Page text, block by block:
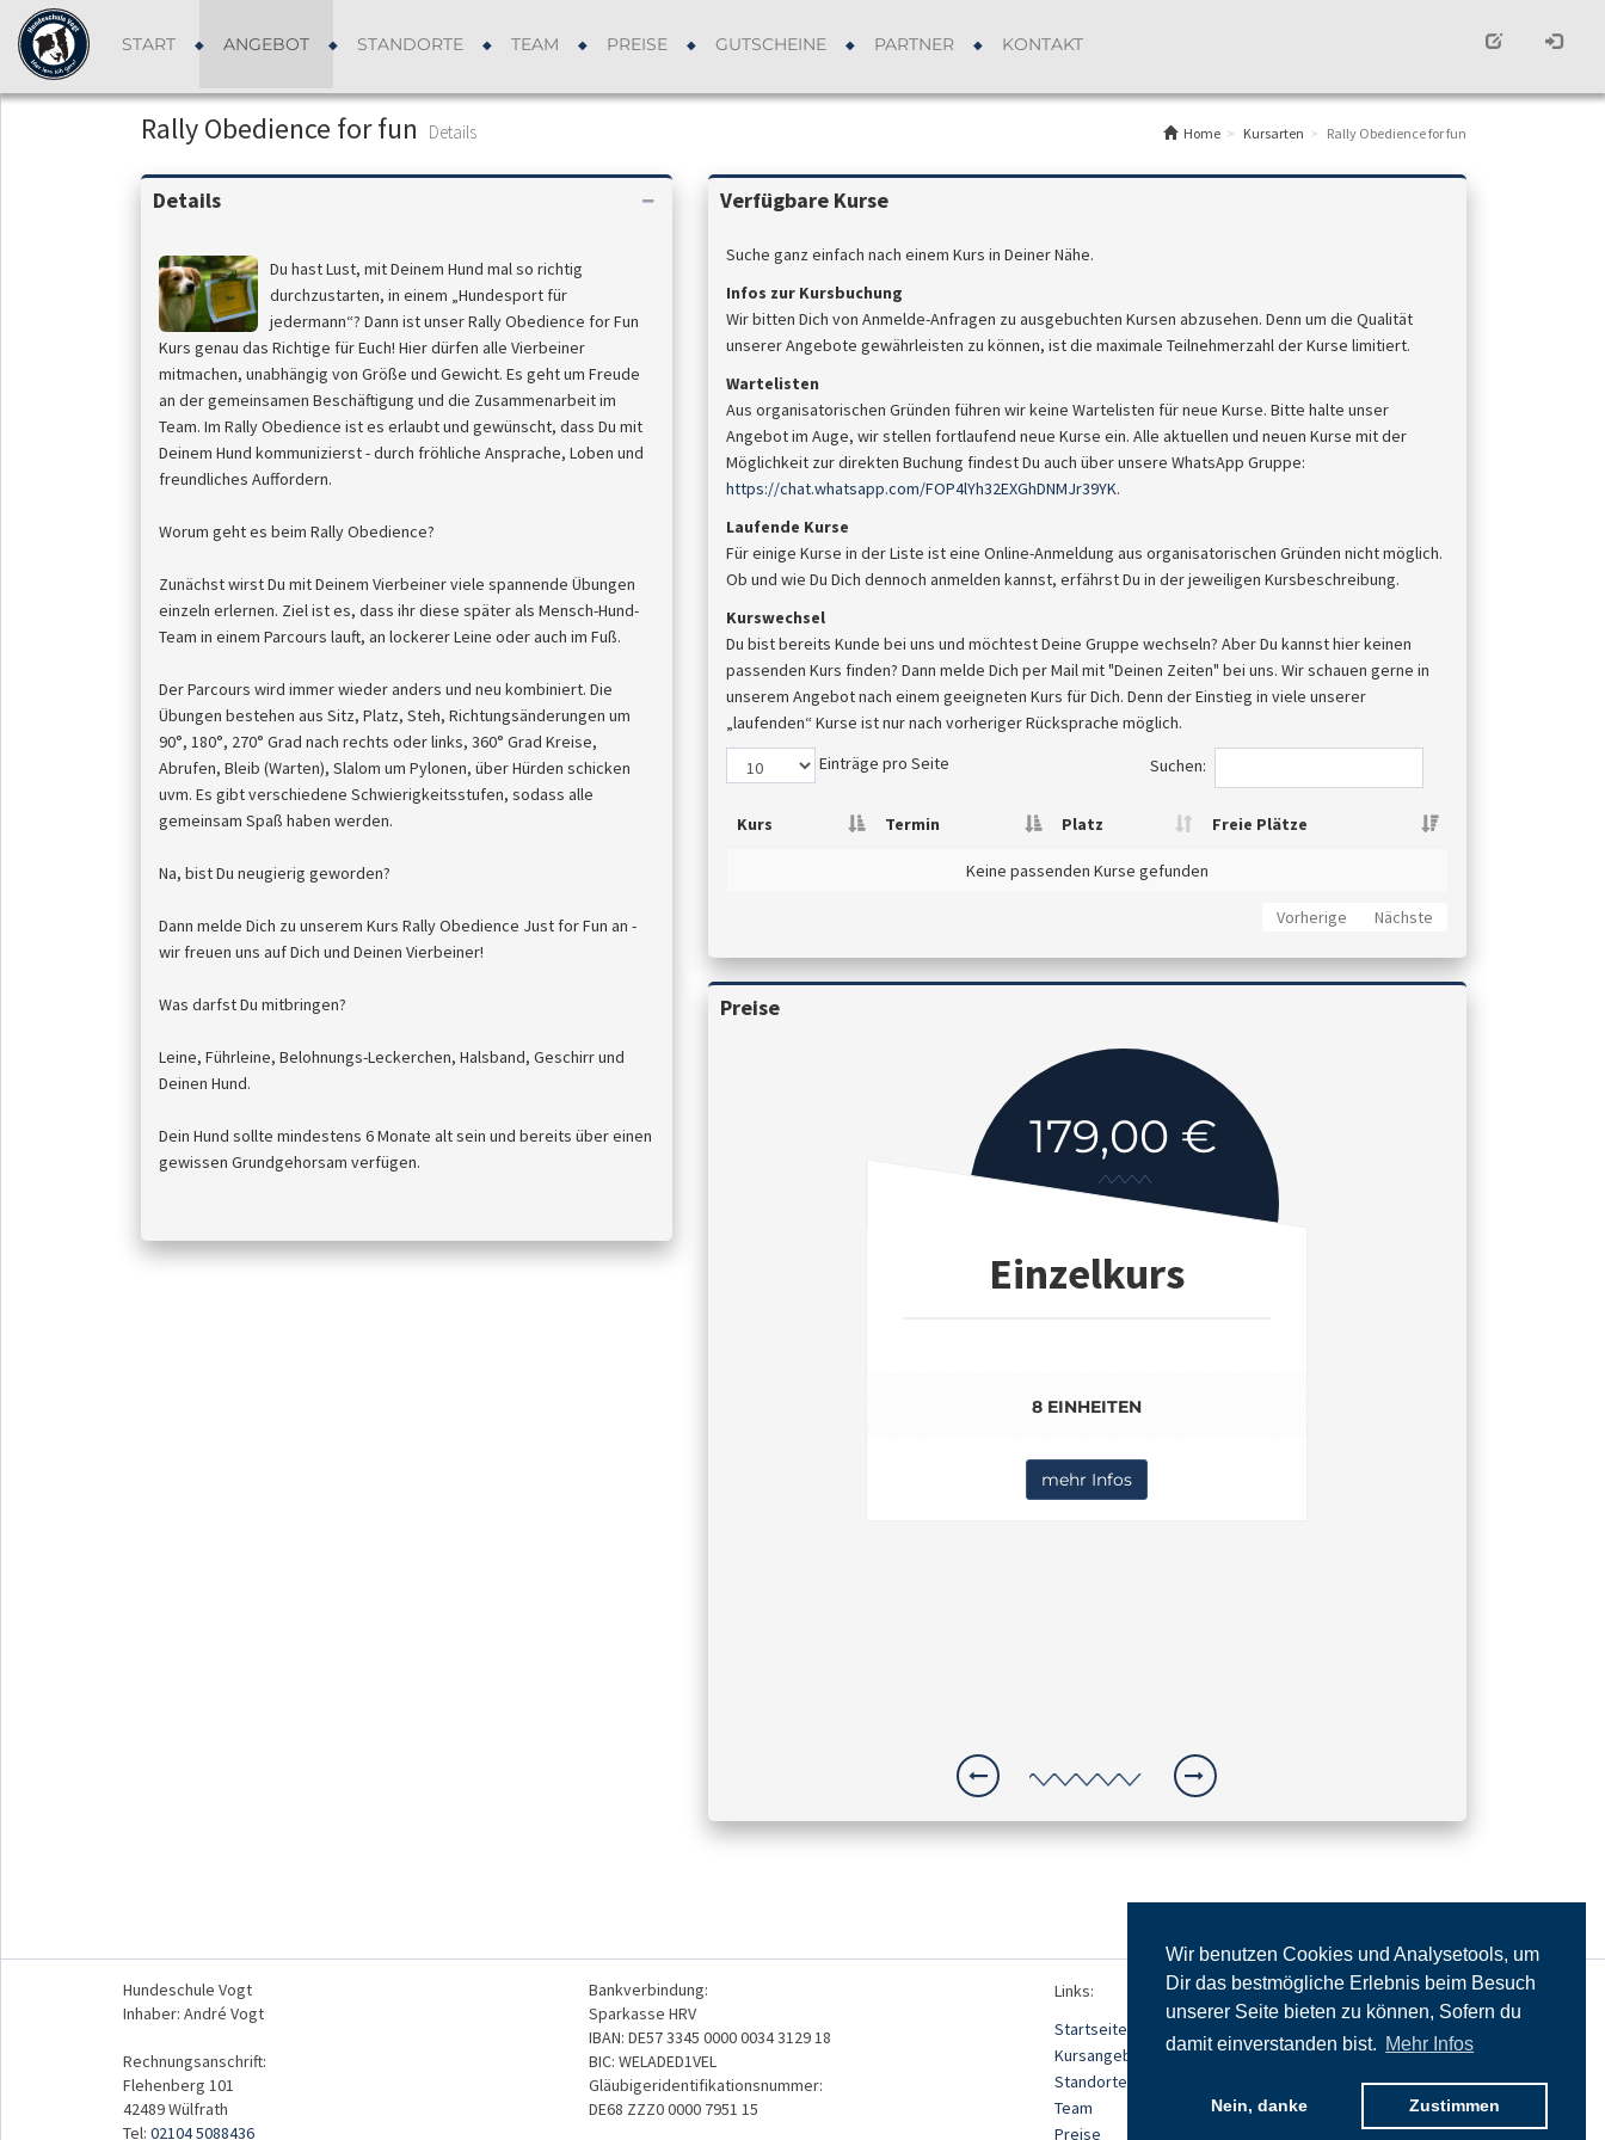
Wir benutzen Cookies und Analysetools, um
Dir das bestmögliche Erlebnis beim Besuch
unserer Seite bieten zu können, Sofern du
damit einverstanden bist. Mehr Infos
Nein, danke Zustimmen
START ANGEBOT STANDORTE TEAM PREISE GUTSCHEINE PARTNER KONTAKT
Rally Obedience for fun Details Home Kursarten Rally Obedience for fun
Details
Du hast Lust, mit Deinem Hund mal so richtig
durchzustarten, in einem „Hundesport für
jedermann“? Dann ist unser Rally Obedience for Fun
Kurs genau das Richtige für Euch! Hier dürfen alle Vierbeiner
mitmachen, unabhängig von Größe und Gewicht. Es geht um Freude
an der gemeinsamen Beschäftigung und die Zusammenarbeit im
Team. Im Rally Obedience ist es erlaubt und gewünscht, dass Du mit
Deinem Hund kommunizierst - durch fröhliche Ansprache, Loben und
freundliches Auffordern.
Worum geht es beim Rally Obedience?
Zunächst wirst Du mit Deinem Vierbeiner viele spannende Übungen
einzeln erlernen. Ziel ist es, dass ihr diese später als Mensch-Hund-
Team in einem Parcours lauft, an lockerer Leine oder auch im Fuß.
Der Parcours wird immer wieder anders und neu kombiniert. Die
Übungen bestehen aus Sitz, Platz, Steh, Richtungsänderungen um
90°, 180°, 270° Grad nach rechts oder links, 360° Grad Kreise,
Abrufen, Bleib (Warten), Slalom um Pylonen, über Hürden schicken
uvm. Es gibt verschiedene Schwierigkeitsstufen, sodass alle
gemeinsam Spaß haben werden.
Na, bist Du neugierig geworden?
Dann melde Dich zu unserem Kurs Rally Obedience Just for Fun an -
wir freuen uns auf Dich und Deinen Vierbeiner!
Was darfst Du mitbringen?
Leine, Führleine, Belohnungs-Leckerchen, Halsband, Geschirr und
Deinen Hund.
Dein Hund sollte mindestens 6 Monate alt sein und bereits über einen
gewissen Grundgehorsam verfügen.
Verfügbare Kurse
Suche ganz einfach nach einem Kurs in Deiner Nähe.
Infos zur Kursbuchung
Wir bitten Dich von Anmelde-Anfragen zu ausgebuchten Kursen abzusehen. Denn um die Qualität
unserer Angebote gewährleisten zu können, ist die maximale Teilnehmerzahl der Kurse limitiert.
Wartelisten
Aus organisatorischen Gründen führen wir keine Wartelisten für neue Kurse. Bitte halte unser
Angebot im Auge, wir stellen fortlaufend neue Kurse ein. Alle aktuellen und neuen Kurse mit der
Möglichkeit zur direkten Buchung findest Du auch über unsere WhatsApp Gruppe:
https://chat.whatsapp.com/FOP4lYh32EXGhDNMJr39YK.
Laufende Kurse
Für einige Kurse in der Liste ist eine Online-Anmeldung aus organisatorischen Gründen nicht möglich.
Ob und wie Du Dich dennoch anmelden kannst, erfährst Du in der jeweiligen Kursbeschreibung.
Kurswechsel
Du bist bereits Kunde bei uns und möchtest Deine Gruppe wechseln? Aber Du kannst hier keinen
passenden Kurs finden? Dann melde Dich per Mail mit "Deinen Zeiten" bei uns. Wir schauen gerne in
unserem Angebot nach einem geeigneten Kurs für Dich. Denn der Einstieg in viele unserer
„laufenden“ Kurse ist nur nach vorheriger Rücksprache möglich.
Einträge pro Seite
Suchen:
Kurs Termin Platz Freie Plätze
Keine passenden Kurse gefunden
Vorherige Nächste
Preise
79,00 €/ Monat
Mitgliedschaft
179,00 €
Einzelkurs
8 EINHEITEN
mehr Infos
Hundeschule Vogt
Inhaber: André Vogt
Rechnungsanschrift:
Flehenberg 101
42489 Wülfrath
Tel: 02104 5088436
Bankverbindung:
Sparkasse HRV
IBAN: DE57 3345 0000 0034 3129 18
BIC: WELADED1VEL
Gläubigeridentifikationsnummer:
DE68 ZZZ0 0000 7951 15
Links:
Startseite
Kursangebot
Standorte
Team
Preise